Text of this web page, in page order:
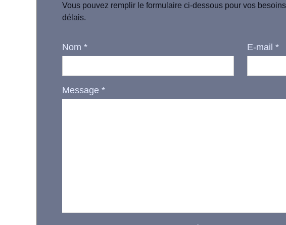
Vous pouvez remplir le formulaire ci-dessous pour vos
délais.
Nom * E-mail *
Message *